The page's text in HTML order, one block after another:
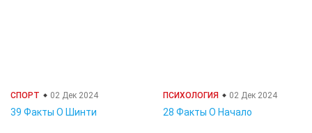
СПОРТ 02 Дек 2024
39 Факты О Шинти
ПСИХОЛОГИЯ 02 Дек 2024
28 Факты О Начало